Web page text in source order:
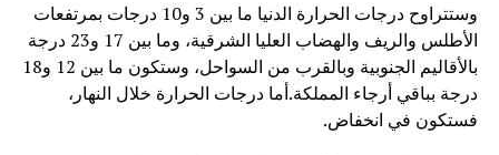
وستتراوح درجات الحرارة الدنيا ما بين 3 و10 درجات بمرتفعات
الأطلس والريف والهضاب العليا الشرقية، وما بين 17 و23 درجة
بالأقاليم الجنوبية وبالقرب من السواحل، وستكون ما بين 12 و18
درجة بباقي أرجاء المملكة.أما درجات الحرارة خلال النهار،
فستكون في انخفاض.